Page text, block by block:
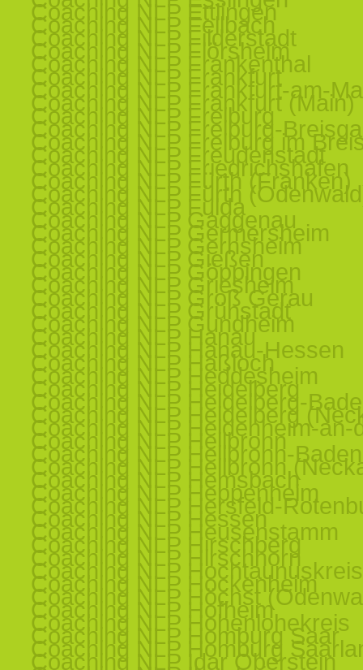
Coaching NLP Ettlingen
Coaching NLP Fellbach
Coaching NLP Filderstadt
Coaching NLP Flörsheim
Coaching NLP Frankenthal
Coaching NLP Frankfurt
Coaching NLP Frankfurt-am-
Coaching NLP Frankfurt (Main)
Coaching NLP Freiburg
Coaching NLP Freiburg-
Coaching NLP Freiburg im
Coaching NLP Freudenstadt
Coaching NLP Friedrichshafen
Coaching NLP Fürth (Franken)
Coaching NLP Fürth
Coaching NLP Fulda
Coaching NLP Gaggenau
Coaching NLP Germersheim
Coaching NLP Gernsheim
Coaching NLP Gießen
Coaching NLP Göppingen
Coaching NLP Griesheim
Coaching NLP Groß Gerau
Coaching NLP Grünstadt
Coaching NLP Gundheim
Coaching NLP Hanau
Coaching NLP Hanau-Hessen
Coaching NLP Haßloch
Coaching NLP Heddesheim
Coaching NLP Heidelberg
Coaching NLP Heidelberg-
Coaching NLP Heidelberg
Coaching NLP Heidenheim-an-
Coaching NLP Heilbronn
Coaching NLP Heilbronn-Baden
Coaching NLP Heilbronn
Coaching NLP Hemsbach
Coaching NLP Heppenheim
Coaching NLP Hersfeld-
Coaching NLP Hessen
Coaching NLP Heusenstamm
Coaching NLP Hirschberg
Coaching NLP Hirschhorn
Coaching NLP Hochtaunuskreis
Coaching NLP Hockenheim
Coaching NLP Höchst
Coaching NLP Hofheim
Coaching NLP Hohenlohekreis
Coaching NLP Homburg Saar
Coaching NLP Homburg
Coaching NLP Idar Oberstein